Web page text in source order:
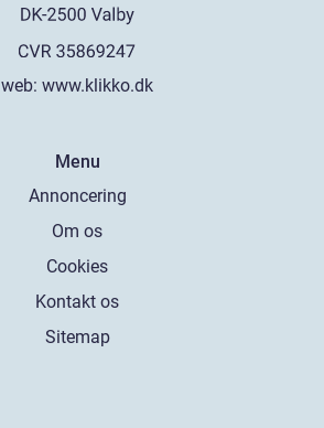
web: www.klikko.dk
Menu
Annoncering
Om os
Cookies
Kontakt os
Sitemap